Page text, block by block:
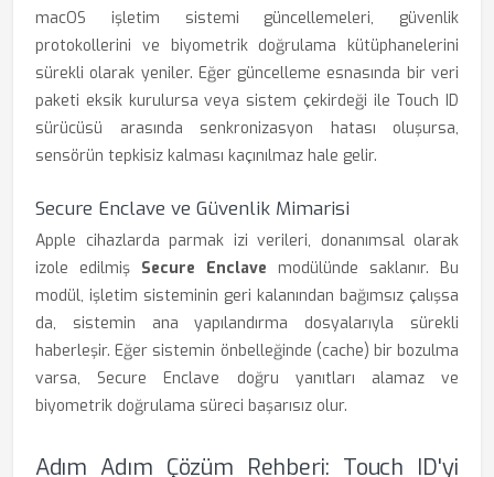
macOS işletim sistemi güncellemeleri, güvenlik
protokollerini ve biyometrik doğrulama kütüphanelerini
sürekli olarak yeniler. Eğer güncelleme esnasında bir veri
paketi eksik kurulursa veya sistem çekirdeği ile Touch ID
sürücüsü arasında senkronizasyon hatası oluşursa,
sensörün tepkisiz kalması kaçınılmaz hale gelir.
Secure Enclave ve Güvenlik Mimarisi
Apple cihazlarda parmak izi verileri, donanımsal olarak
izole edilmiş Secure Enclave modülünde saklanır. Bu
modül, işletim sisteminin geri kalanından bağımsız çalışsa
da, sistemin ana yapılandırma dosyalarıyla sürekli
haberleşir. Eğer sistemin önbelleğinde (cache) bir bozulma
varsa, Secure Enclave doğru yanıtları alamaz ve
biyometrik doğrulama süreci başarısız olur.
Adım Adım Çözüm Rehberi: Touch ID'yi